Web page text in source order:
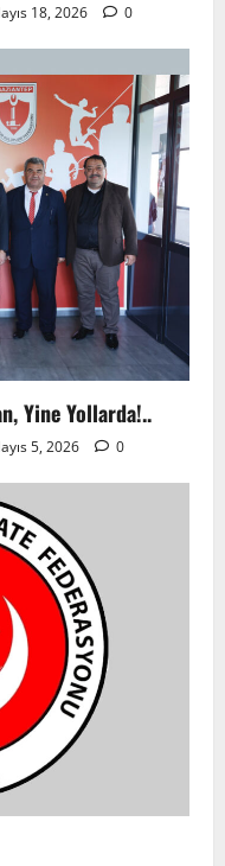
18, 2026 0
Yine Yollarda!..
5, 2026 0